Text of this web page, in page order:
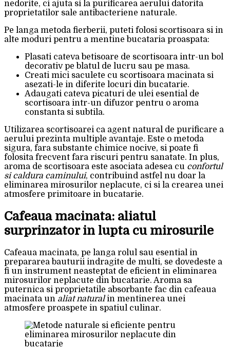
nedorite, ci ajuta si la purificarea aerului datorita
proprietatilor sale antibacteriene naturale.
Pe langa metoda fierberii, puteti folosi scortisoara si in
alte moduri pentru a mentine bucataria proaspata:
Plasati cateva betisoare de scortisoara intr-un bol
decorativ pe blatul de lucru sau pe masa.
Creati mici saculete cu scortisoara macinata si
asezati-le in diferite locuri din bucatarie.
Adaugati cateva picaturi de ulei esential de
scortisoara intr-un difuzor pentru o aroma
constanta si subtila.
Utilizarea scortisoarei ca agent natural de purificare a
aerului prezinta multiple avantaje. Este o metoda
sigura, fara substante chimice nocive, si poate fi
folosita frecvent fara riscuri pentru sanatate. In plus,
aroma de scortisoara este asociata adesea cu confortul
si caldura caminului, contribuind astfel nu doar la
eliminarea mirosurilor neplacute, ci si la crearea unei
atmosfere primitoare in bucatarie.
Cafeaua macinata: aliatul
surprinzator in lupta cu mirosurile
Cafeaua macinata, pe langa rolul sau esential in
prepararea bauturii indragite de multi, se dovedeste a
fi un instrument neasteptat de eficient in eliminarea
mirosurilor neplacute din bucatarie. Aroma sa
puternica si proprietatile absorbante fac din cafeaua
macinata un aliat naturalin mentinerea unei
atmosfere proaspete in spatiul culinar.